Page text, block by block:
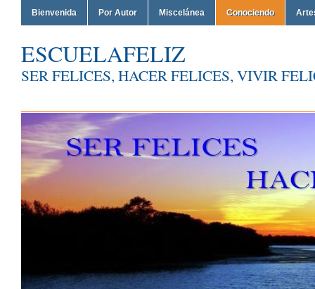
Bienvenida Por Autor Miscelánea Conociendo
ESCUELAFELIZ
SER FELICES, HACER FELICES, VIVIR